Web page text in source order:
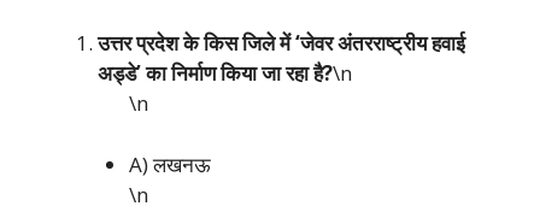
उत्तर प्रदेश के किस जिले में ‘जेवर अंतरराष्ट्रीय हवाई
अड्डे’ का निर्माण किया जा रहा है?\n
\n
A) लखनऊ
\n